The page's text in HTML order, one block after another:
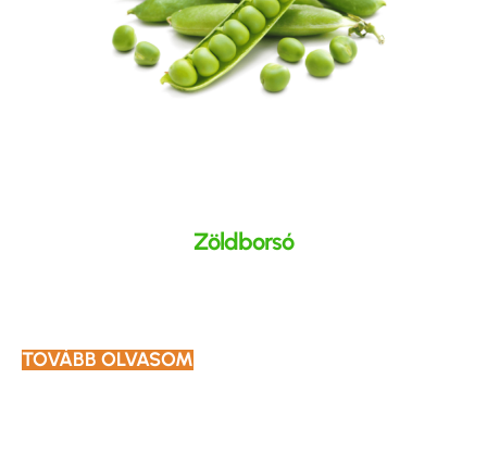
Zöldborsó
TOVÁBB OLVASOM